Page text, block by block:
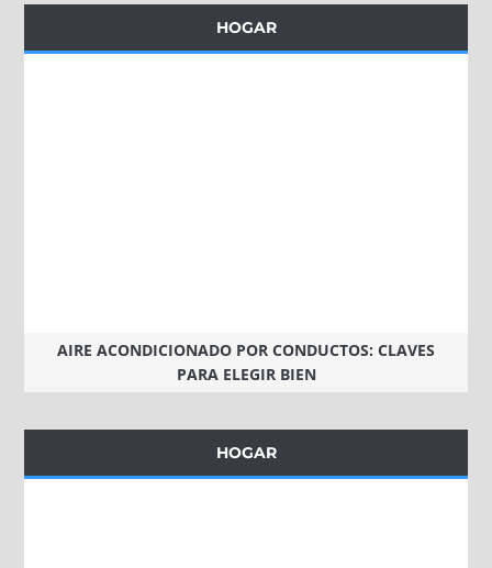
HOGAR
AIRE ACONDICIONADO POR CONDUCTOS: CLAVES
PARA ELEGIR BIEN
HOGAR